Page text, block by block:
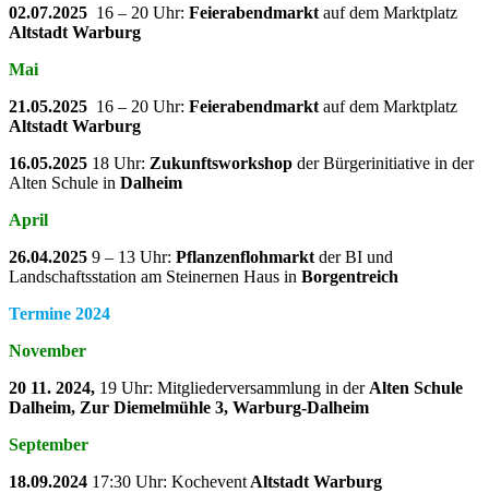
02.07.2025 16 – 20 Uhr: Feierabendmarkt auf dem Marktplatz
Altstadt Warburg
Mai
21.05.2025 16 – 20 Uhr: Feierabendmarkt auf dem Marktplatz
Altstadt Warburg
16.05.2025 18 Uhr: Zukunftsworkshop der Bürgerinitiative in der
Alten Schule in Dalheim
April
26.04.2025 9 – 13 Uhr: Pflanzenflohmarkt der BI und
Landschaftsstation am Steinernen Haus in Borgentreich
Termine 2024
November
20 11. 2024, 19 Uhr: Mitgliederversammlung in der Alten Schule
Dalheim, Zur Diemelmühle 3, Warburg-Dalheim
September
18.09.2024 17:30 Uhr: Kochevent Altstadt Warburg